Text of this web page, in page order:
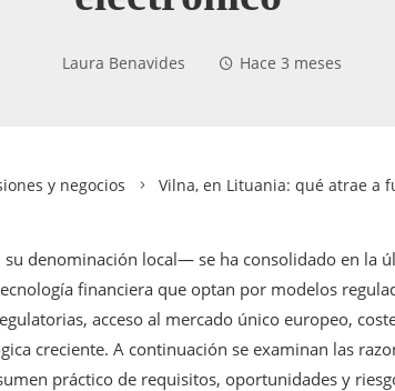
Laura Benavides Hace 3 meses
y negocios Vilna, en Lituania: qué atrae a
denominación local— se ha consolidado en la
financiera que optan por modelos
acceso al mercado único europeo,
creciente. A continuación se examinan las
práctico de requisitos, oportunidades y